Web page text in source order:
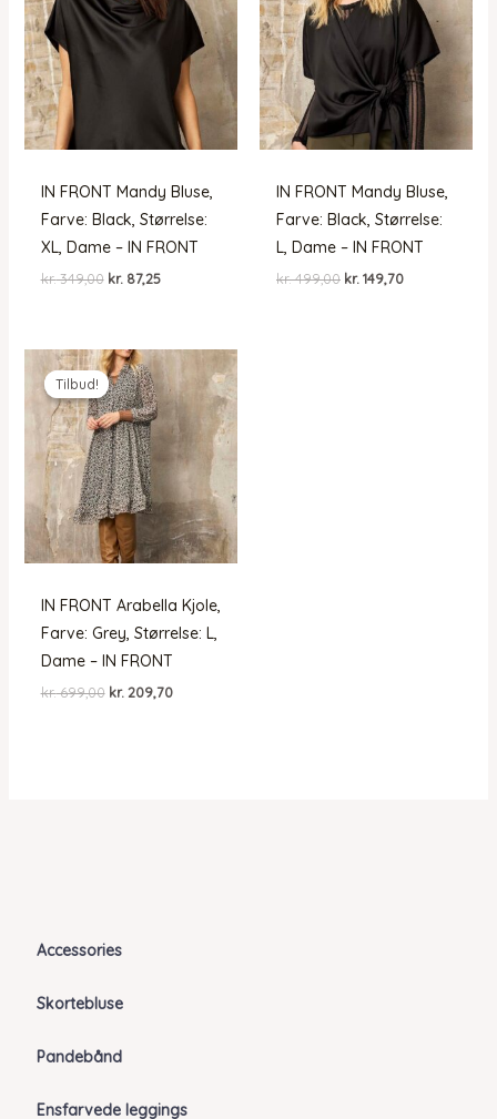
Accessories
Skortebluse
Pandebånd
Ensfarvede leggings
IN FRONT Mandy Bluse,
Farve: Black, Størrelse:
XL, Dame – IN FRONT
kr.349,00 Den
kr. 349,00.
kr. 87,25Den
kr. 87,25.
IN FRONT Mandy Bluse,
Farve: Black, Størrelse:
L, Dame – IN FRONT
kr.499,00 Den
kr. 149,70Den
Tilbud!
Tilbud!
IN FRONT Arabella Kjole,
Farve: Grey, Størrelse: L,
Dame – IN FRONT
kr.699,00 Den
kr. 209,70Den